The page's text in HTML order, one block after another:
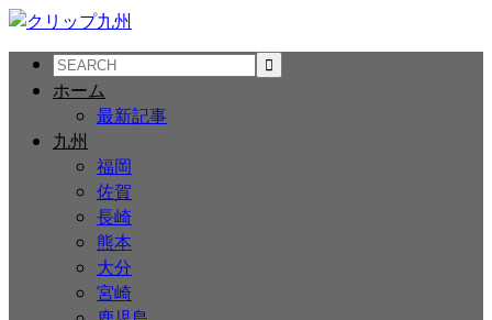
ホーム
最新記事
九州
福岡
佐賀
長崎
熊本
大分
宮崎